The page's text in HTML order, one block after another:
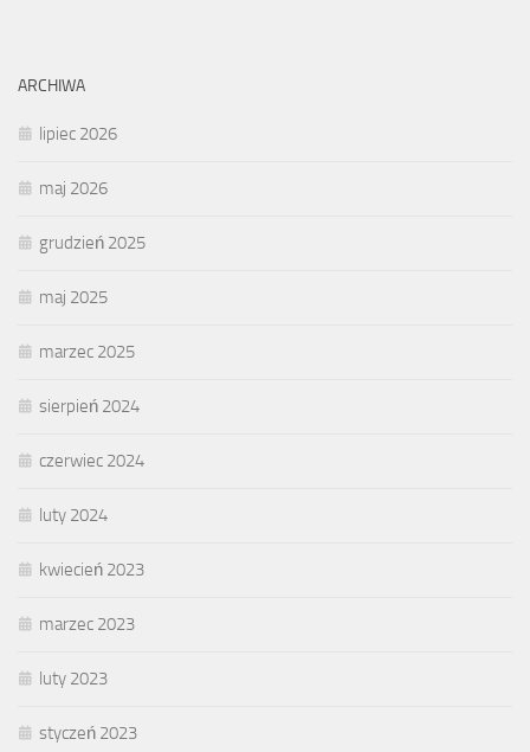
ARCHIWA
lipiec 2026
maj 2026
grudzień 2025
maj 2025
marzec 2025
sierpień 2024
czerwiec 2024
luty 2024
kwiecień 2023
marzec 2023
luty 2023
styczeń 2023